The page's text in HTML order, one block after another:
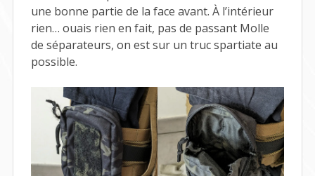
une bonne partie de la face avant. À l’intérieur
rien… ouais rien en fait, pas de passant Molle
de séparateurs, on est sur un truc spartiate au
possible.